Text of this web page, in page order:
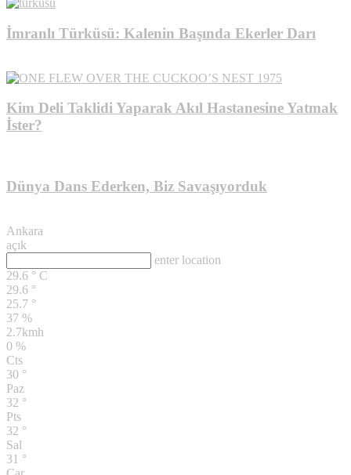
İmranlı Türküsü: Kalenin Başında Ekerler Darı
Kim Deli Taklidi Yaparak Akıl Hastanesine Yatmak
İster?
Dünya Dans Ederken, Biz Savaşıyorduk
Ankara
açık
enter location
29.6 ° C
29.6 °
25.7 °
37 %
2.7kmh
0 %
Cts
30 °
Paz
32 °
Pts
32 °
Sal
31 °